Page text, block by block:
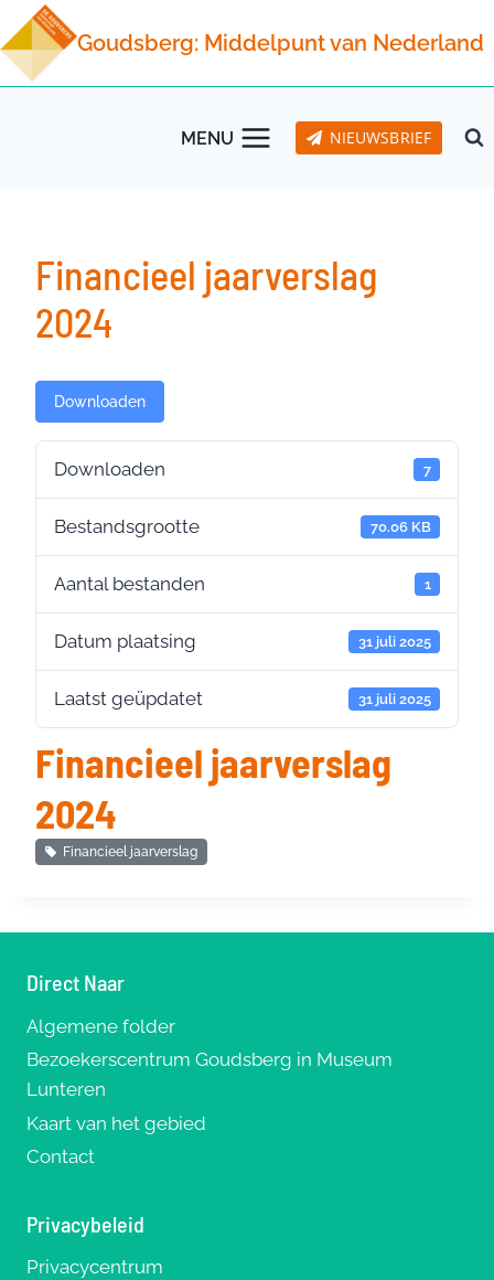
Doorgaan
naar
inhoud
Goudsberg: Middelpunt van Nederland
MENU NIEUWSBRIEF
Financieel jaarverslag
2024
Downloaden
Downloaden 7
Bestandsgrootte 70.06 KB
Aantal bestanden 1
Datum plaatsing 31 juli 2025
Laatst geüpdatet 31 juli 2025
Financieel jaarverslag
2024
Financieel jaarverslag
Direct Naar
Algemene folder
Bezoekerscentrum Goudsberg in Museum
Lunteren
Kaart van het gebied
Contact
Privacybeleid
Privacycentrum